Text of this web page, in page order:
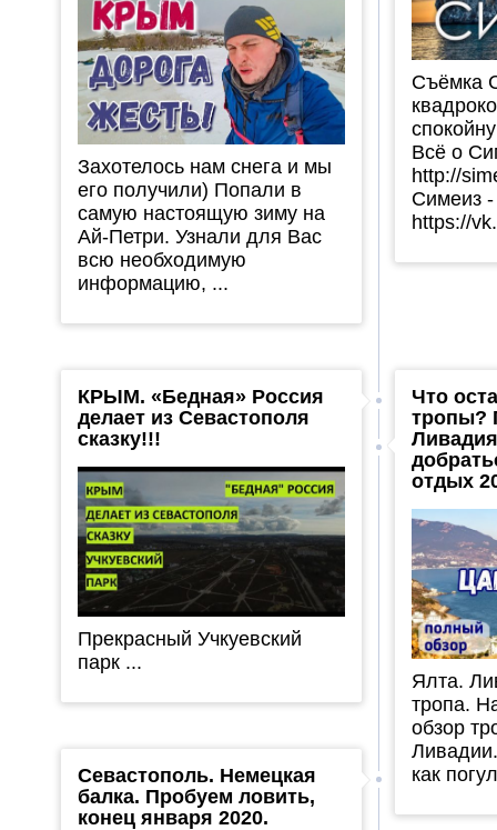
Захотелось нам снега и мы
его получили) Попали в
самую настоящую зиму на
Ай-Петри. Узнали для Вас
всю необходимую
информацию, ...
Съёмка
Всё о
http://
Симеиз -
https://
КРЫМ. «Бедная» Россия
делает из Севастополя
сказку!!!
Прекрасный Учкуевский
парк ...
Что
тропы?
отдых
Ялта.
тропа.
обзор
как
Севастополь. Немецкая
балка. Пробуем ловить,
конец января 2020.